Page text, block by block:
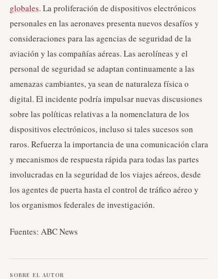
globales. La proliferación de dispositivos electrónicos
personales en las aeronaves presenta nuevos desafíos y
consideraciones para las agencias de seguridad de la
aviación y las compañías aéreas. Las aerolíneas y el
personal de seguridad se adaptan continuamente a las
amenazas cambiantes, ya sean de naturaleza física o
digital. El incidente podría impulsar nuevas discusiones
sobre las políticas relativas a la nomenclatura de los
dispositivos electrónicos, incluso si tales sucesos son
raros. Refuerza la importancia de una comunicación clara
y mecanismos de respuesta rápida para todas las partes
involucradas en la seguridad de los viajes aéreos, desde
los agentes de puerta hasta el control de tráfico aéreo y
los organismos federales de investigación.
Fuentes: ABC News
SOBRE EL AUTOR